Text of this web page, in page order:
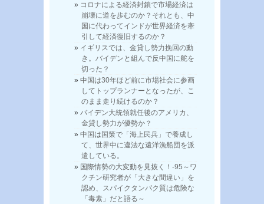
コロナによる経済封鎖で市場経済は
崩壊に道を歩むのか？それとも、中
国に代わってインドが世界経済を牽
引して経済復旧するのか？
イギリスでは、金貸し勢力挽回の動
き。バイデンと組んで反中国に舵を
切った？
中国は30年ほど前に市場社会に参画
してトップランナーとなったが、こ
のまま走り続けるのか？
バイデン大統領就任後のアメリカ、
金貸し勢力が優勢か？
中国は国策で「海上民兵」で養成し
て、世界中に違法な遠洋漁船団を派
遣している。
国際情勢の大変動を見抜く！-95～ワ
クチン研究者が「大きな間違い」を
認め、スパイクタンパク質は危険な
「毒素」だと語る～